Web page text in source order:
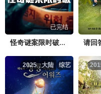
已完结
怪奇谜案限时破第二季
综艺
大陆
2025